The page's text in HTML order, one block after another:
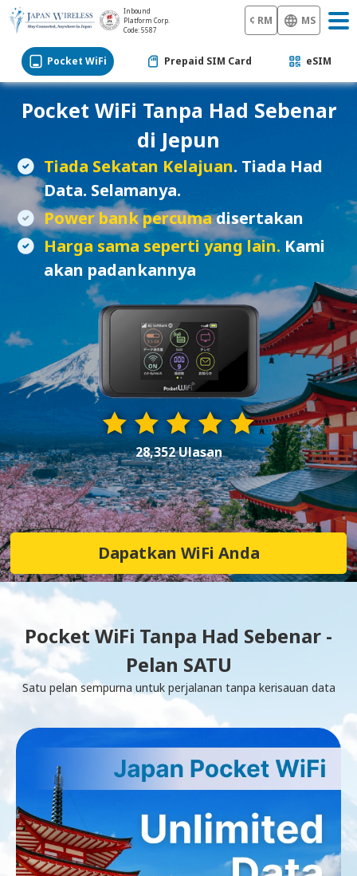
Inbound
Platform Corp.
Code: 5587
¢ RM MS
Pocket WiFi Prepaid SIM Card eSIM
Pocket WiFi Tanpa Had Sebenar
di Jepun
Tiada Sekatan Kelajuan. Tiada Had
Data. Selamanya.
Power bank percumadisertakan
Harga sama seperti yang lain. Kami
akan padankannya
28,352 Ulasan
Dapatkan WiFi Anda
Pocket WiFi Tanpa Had Sebenar -
Pelan SATU
Satu pelan sempurna untuk perjalanan tanpa kerisauan data